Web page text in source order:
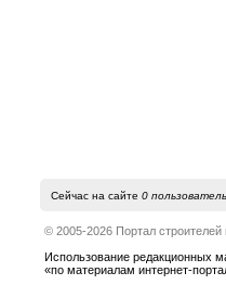
Сейчас на сайте 0 пользователь
© 2005-2026 Портал
Использование редакционных
«по материалам интернет-